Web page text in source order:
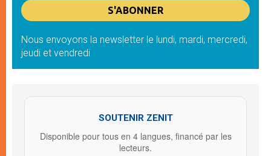
Nous envoyons la newsletter le lundi, mardi, mercredi,
jeudi et vendredi
SOUTENIR ZENIT
Disponible pour tous en 4 langues, financé par les
lecteurs.